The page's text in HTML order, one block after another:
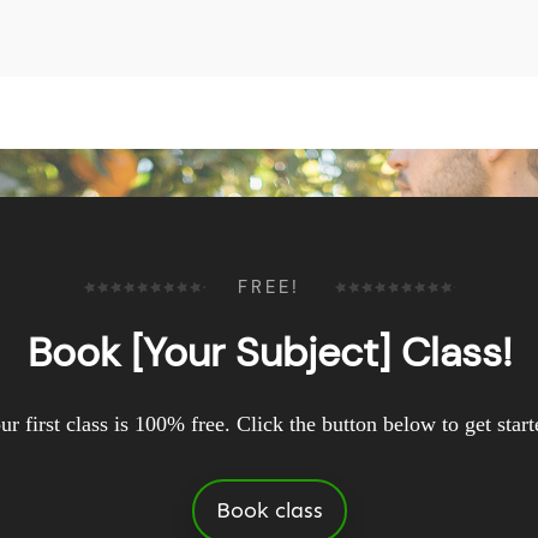
FREE!
Book [Your Subject] Class!
first class is 100% free. Click the button below to get
Book class